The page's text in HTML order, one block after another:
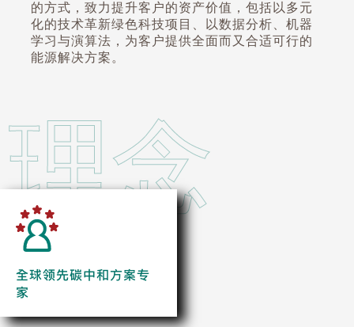
的方式，致力提升客户的资产价值，包括以多元
化的技术革新绿色科技项目、以数据分析、机器
学习与演算法，为客户提供全面而又合适可行的
能源解决方案。
理念
全球领先碳中和方案专
家